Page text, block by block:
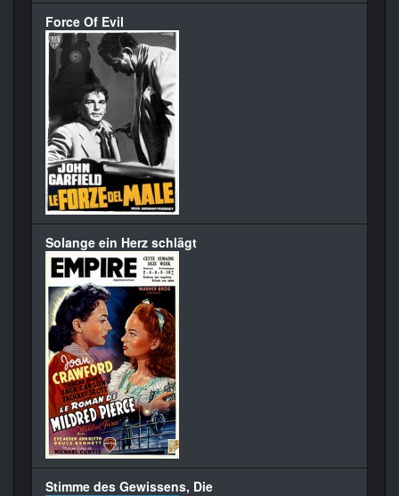
Force Of Evil
Solange ein Herz schlägt
Stimme des Gewissens, Die